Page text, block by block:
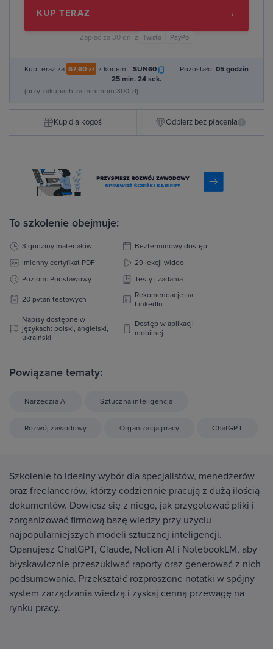
KUP TERAZ →
Zapłać za 30 dni z Twisto PayPo
Kup teraz za 67,60 zł z kodem: SUN60 Pozostało: 05 godzin
25 min. 23 sek.
(przy zakupach za minimum 300 zł)
Kup dla kogoś Odbierz bez płacenia i
To szkolenie obejmuje:
3 godziny materiałów
Bezterminowy dostęp
Imienny certyfikat PDF
29 lekcji wideo
Poziom: Podstawowy
Testy i zadania
20 pytań testowych
Rekomendacje na
LinkedIn
Napisy dostępne w
językach: polski, angielski,
ukraiński
Dostęp w aplikacji
mobilnej
Powiązane tematy:
Narzędzia AI Sztuczna inteligencja
Rozwój zawodowy Organizacja pracy ChatGPT
Szkolenie to idealny wybór dla specjalistów, menedżerów
oraz freelancerów, którzy codziennie pracują z dużą ilością
dokumentów. Dowiesz się z niego, jak przygotować pliki i
zorganizować firmową bazę wiedzy przy użyciu
najpopularniejszych modeli sztucznej inteligencji.
Opanujesz ChatGPT, Claude, Notion AI i NotebookLM, aby
błyskawicznie przeszukiwać raporty oraz generować z nich
podsumowania. Przekształć rozproszone notatki w spójny
system zarządzania wiedzą i zyskaj cenną przewagę na
rynku pracy.